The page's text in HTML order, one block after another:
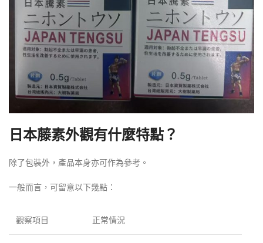
日本藤素外觀有什麼特點？
除了包裝外，產品本身亦可作為參考。
一般而言，可留意以下幾點：
觀察項目 正常情況